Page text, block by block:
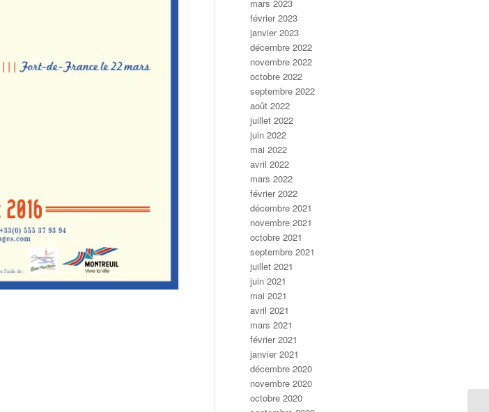
mars 2023
février 2023
janvier 2023
décembre 2022
novembre 2022
octobre 2022
septembre 2022
août 2022
juillet 2022
juin 2022
mai 2022
avril 2022
mars 2022
février 2022
décembre 2021
novembre 2021
octobre 2021
septembre 2021
juillet 2021
juin 2021
mai 2021
avril 2021
mars 2021
février 2021
janvier 2021
décembre 2020
novembre 2020
octobre 2020